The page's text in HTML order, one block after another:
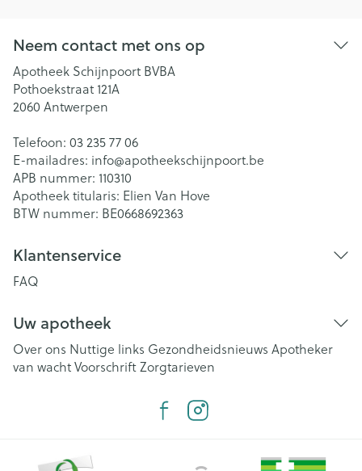
Neem contact met ons op
Apotheek Schijnpoort BVBA
Pothoekstraat 121A
2060 Antwerpen
Telefoon: 03 235 77 06
E-mailadres: info@apotheekschijnpoort.be
APB nummer: 110310
Apotheek titularis: Elien Van Hove
BTW nummer: BE0668692363
Klantenservice
FAQ
Uw apotheek
Over ons Nuttige links Gezondheidsnieuws Apotheker
van wachtVoorschriftZorgtarieven